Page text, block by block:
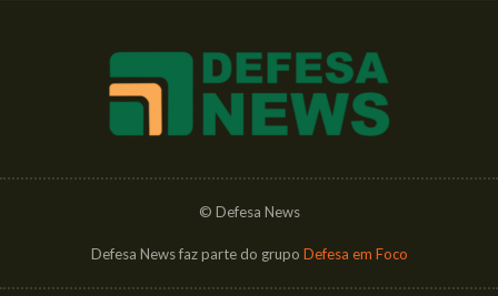
© Defesa News
Defesa News faz parte do grupo Defesa em Foco